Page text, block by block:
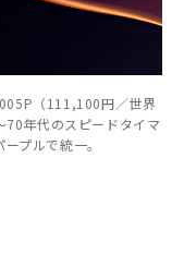
（111,100円／世界
年代のスピードタイマ
プルで統一。